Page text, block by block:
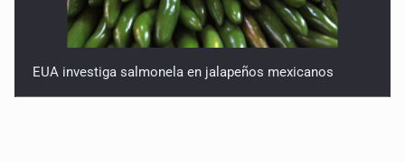
EUA investiga salmonela en jalapeños mexicanos